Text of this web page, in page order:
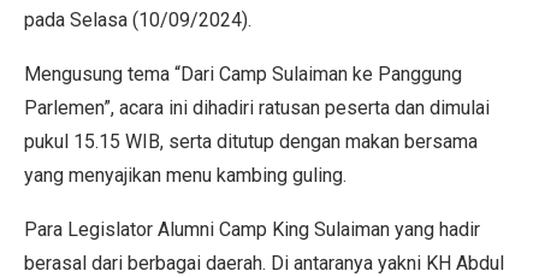
pada Selasa (10/09/2024).
Mengusung tema “Dari Camp Sulaiman ke Panggung
Parlemen”, acara ini dihadiri ratusan peserta dan dimulai
pukul 15.15 WIB, serta ditutup dengan makan bersama
yang menyajikan menu kambing guling.
Para Legislator Alumni Camp King Sulaiman yang hadir
berasal dari berbagai daerah. Di antaranya yakni KH Abdul